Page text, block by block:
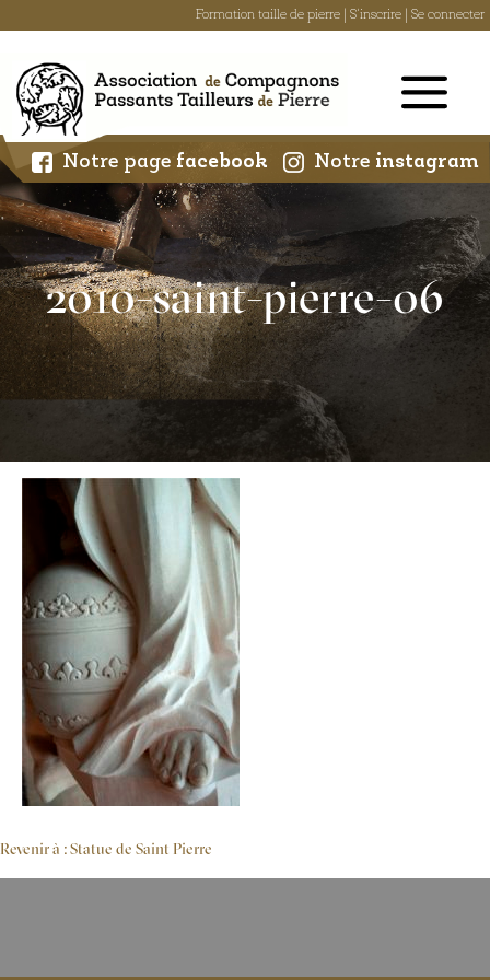
Formation taille de pierre S'inscrire Se connecter
content
Notre page facebook Notre instagram
2010-saint-pierre-06
Revenir à : Statue de Saint Pierre